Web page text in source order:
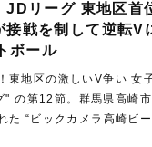
JDリーグ 東地区首
接戦を制して逆転V
ボール
東地区の激しいV争い 女
" の第12節。群馬県高崎
た “ビックカメラ高崎ビ